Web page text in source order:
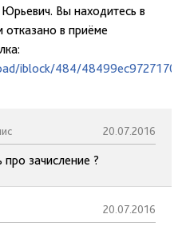
Вы находитесь в
отказано в приёме
iblock/484/
20.07.2016
зачисление ?
20.07.2016